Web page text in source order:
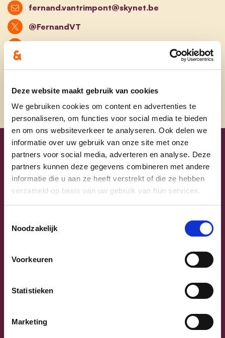
Deze website maakt gebruik van cookies
We gebruiken cookies om content en advertenties te
personaliseren, om functies voor social media te bieden
en om ons websiteverkeer te analyseren. Ook delen we
informatie over uw gebruik van onze site met onze
partners voor social media, adverteren en analyse. Deze
partners kunnen deze gegevens combineren met andere
informatie die u aan ze heeft verstrekt of die ze hebben
verzameld op basis van uw gebruik van hun services.
Noodzakelijk
Voorkeuren
Statistieken
Marketing
fernand.vantrimpont@skynet.be
@FernandVT
Uw lijsttrekkers
Next